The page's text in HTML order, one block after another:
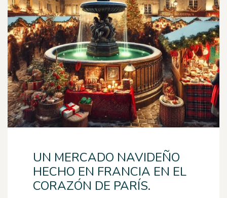
UN MERCADO NAVIDEÑO
HECHO EN FRANCIA EN EL
CORAZÓN DE PARÍS.